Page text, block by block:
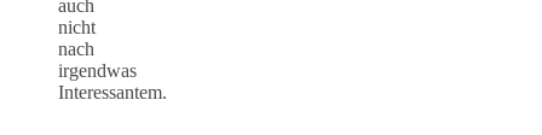
auch
nicht
nach
irgendwas
Interessantem.